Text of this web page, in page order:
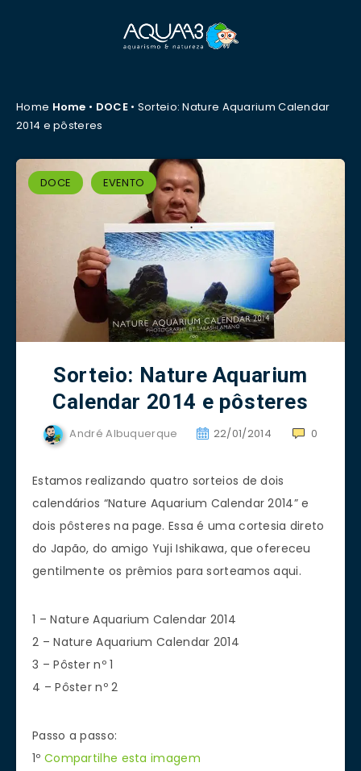
Home Home • DOCE• Sorteio: Nature Aquarium Calendar
2014 e pôsteres
DOCE EVENTO
Sorteio: Nature Aquarium
Calendar 2014 e pôsteres
André Albuquerque 22/01/2014 0
Estamos realizando quatro sorteios de dois
calendários “Nature Aquarium Calendar 2014” e
dois pôsteres na page. Essa é uma cortesia direto
do Japão, do amigo Yuji Ishikawa, que ofereceu
gentilmente os prêmios para sorteamos aqui.
1 – Nature Aquarium Calendar 2014
2 – Nature Aquarium Calendar 2014
3 – Pôster nº 1
4 – Pôster nº 2
Passo a passo:
1º Compartilhe esta imagem